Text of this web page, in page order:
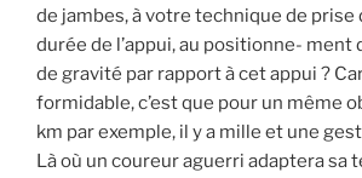
de jambes, à votre technique de prise
durée de l’appui, au positionne- ment
de gravité par rapport à cet appui ?
formidable, c’est que pour un même
km par exemple, il y a mille et une
Là où un coureur aguerri adaptera sa